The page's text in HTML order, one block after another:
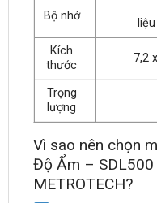
Bộ nhớ
Kích
thước
7,2
Trọng
lượng
Vì sao nên chọn
Độ Ẩm –
METROTECH?